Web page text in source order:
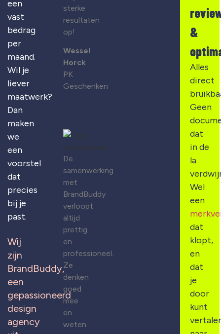
een
vast
bedrag
per
maand.
Wil je
liever
maatwerk?
Dan
maken
we
een
voorstel
dat
precies
bij je
past.
Wij
zijn
BrandBuddy,
een
gepassioneerd
design
agency
sterke
resultaten
op!
Wessel
Horck
PK
Geschenken
De
samenwerking
met
BrandBuddy
verloopt
altijd
prettig
en
professioneel.
Ze
denken
goed
mee
en
weten
&
Alles
direct
Geen
dat
in de
la
Wel
een
dat
klopt,
en
dat
je
door
kunt